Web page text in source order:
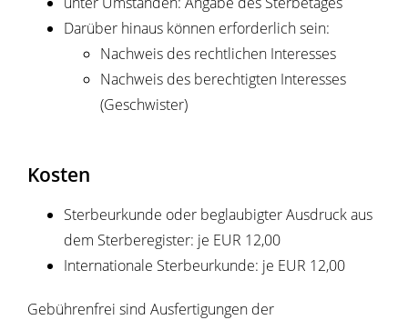
Darüber hinaus können erforderlich sein:
Nachweis des rechtlichen Interesses
Nachweis des berechtigten Interesses
(Geschwister)
Kosten
Sterbeurkunde oder beglaubigter Ausdruck aus
dem Sterberegister: je EUR 12,00
Internationale Sterbeurkunde: je EUR 12,00
Gebührenfrei sind Ausfertigungen der